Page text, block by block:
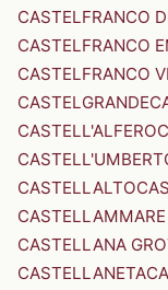
CASTELFRANCO
CASTELFRANCO
CASTELFRANCO
CASTELGRANDE
CASTELL'ALFERO
CASTELLALTO
CASTELLANA
CASTELLANETA